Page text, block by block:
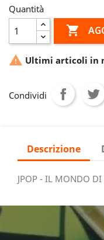
Quantità

 Ultimi articoli in
Condividi
Descrizione
JPOP - IL MONDO DI